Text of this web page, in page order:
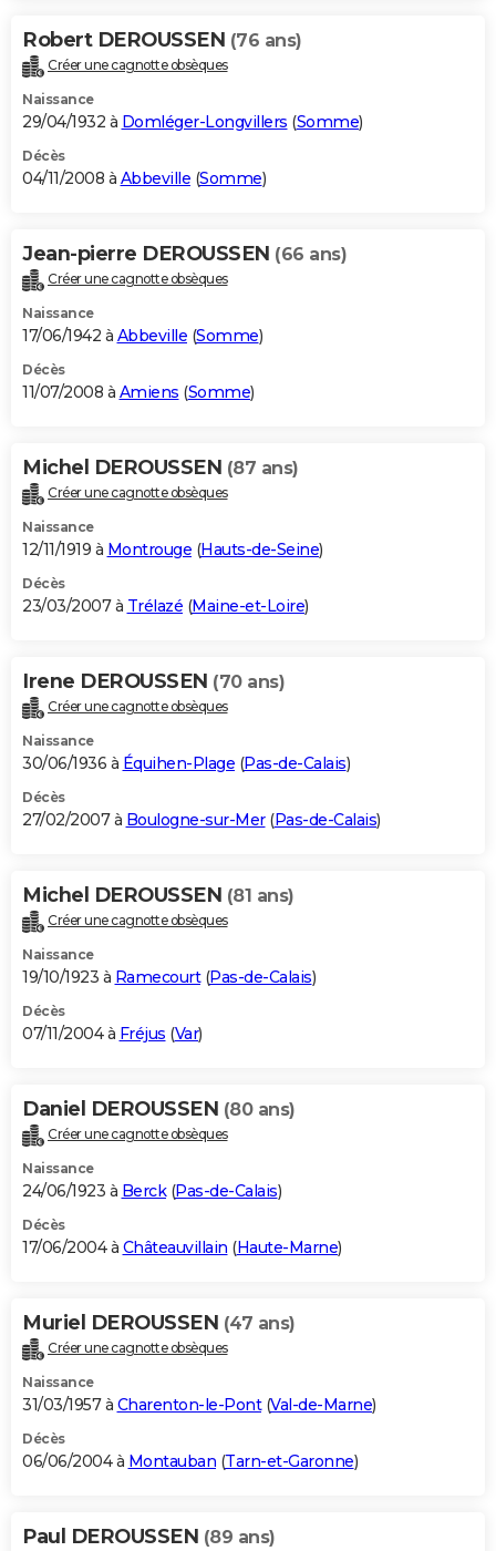
Robert DEROUSSEN (76 ans)
Créer une cagnotte obsèques
Naissance
29/04/1932 à Domléger-Longvillers (Somme)
Décès
04/11/2008 à Abbeville (Somme)
Jean-pierre DEROUSSEN (66 ans)
Créer une cagnotte obsèques
Naissance
17/06/1942 à Abbeville (Somme)
Décès
11/07/2008 à Amiens (Somme)
Michel DEROUSSEN (87 ans)
Créer une cagnotte obsèques
Naissance
12/11/1919 à Montrouge (Hauts-de-Seine)
Décès
23/03/2007 à Trélazé (Maine-et-Loire)
Irene DEROUSSEN (70 ans)
Créer une cagnotte obsèques
Naissance
30/06/1936 à Équihen-Plage (Pas-de-Calais)
Décès
27/02/2007 à Boulogne-sur-Mer(Pas-de-Calais)
Michel DEROUSSEN (81 ans)
Créer une cagnotte obsèques
Naissance
19/10/1923 à Ramecourt(Pas-de-Calais)
Décès
07/11/2004 à Fréjus (Var)
Daniel DEROUSSEN (80 ans)
Créer une cagnotte obsèques
Naissance
24/06/1923 à Berck(Pas-de-Calais)
Décès
17/06/2004 à Châteauvillain (Haute-Marne)
Muriel DEROUSSEN (47 ans)
Créer une cagnotte obsèques
Naissance
31/03/1957 à Charenton-le-Pont(Val-de-Marne)
Décès
06/06/2004 à Montauban (Tarn-et-Garonne)
Paul DEROUSSEN (89 ans)